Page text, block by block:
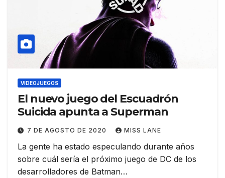
VIDEOJUEGOS
El nuevo juego del Escuadrón
Suicida apunta a Superman
7 DE AGOSTO DE 2020 MISS LANE
La gente ha estado especulando durante años
sobre cuál sería el próximo juego de DC de los
desarrolladores de Batman…